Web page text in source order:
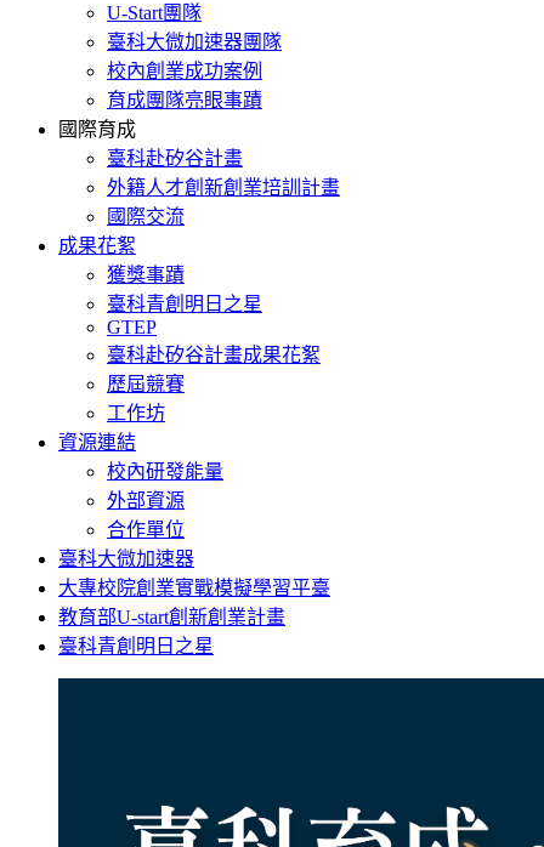
U-Start團隊
臺科大微加速器團隊
校內創業成功案例
育成團隊亮眼事蹟
國際育成
臺科赴矽谷計畫
外籍人才創新創業培訓計畫
國際交流
成果花絮
獲獎事蹟
臺科青創明日之星
GTEP
臺科赴矽谷計畫成果花絮
歷屆競賽
工作坊
資源連結
校內研發能量
外部資源
合作單位
臺科大微加速器
大專校院創業實戰模擬學習平臺
教育部U-start創新創業計畫
臺科青創明日之星